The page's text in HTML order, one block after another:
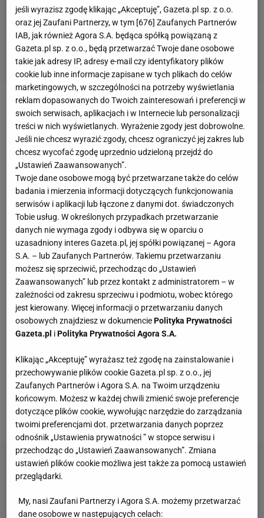
W marcu rozpocznie się przygoda Paulo Sousy w roli
selekcjonera. Na dzień dobry czekają nas trzy
mecze. Eliminacje do przyszłorocznych mistrzostw
świata w Katarze rozpoczną od spotkania z
Węgrami (25 marca wBudapeszcie) i Andorą (28
marca w Warszawie). NastępniePolacymają zagrać
na Wembley z Anglikami. A że na Wyspach
Brytyjskich szaleje koronawirus, to pojawiały się
plotki, że Bayern Monachium nie będzie chcial
puścićRoberta Lewandowskiego, bo wedle
wytycznych niemieckiego sanepidu oznaczałoby dla
Lewandowskiego obowiązkową kwarantannę. I na
nic miałyby zdać się w tym wypadku prośby Bayernu
o zwolnienie piłkarza z izolacji.Paweł Wilkowicz,
Piłkarskiej" poinformował, że nie było żadnego
sygnału ani od Roberta Lewandowskiego, ani też od
Bayernu Monachium, że ma nie lecieć nameczz
Anglią. A czy zmiana miejscameczujest możliwa?
jeśli wyrazisz zgodę klikając „Akceptuję”, Gazeta.pl sp. z o.o.
oraz jej Zaufani Partnerzy, w tym [676] Zaufanych Partnerów
IAB, jak również Agora S.A. będąca spółką powiązaną z
Gazeta.pl sp. z o.o., będą przetwarzać Twoje dane osobowe
takie jak adresy IP, adresy e-mail czy identyfikatory plików
cookie lub inne informacje zapisane w tych plikach do celów
marketingowych, w szczególności na potrzeby wyświetlania
reklam dopasowanych do Twoich zainteresowań i preferencji w
swoich serwisach, aplikacjach i w Internecie lub personalizacji
treści w nich wyświetlanych. Wyrażenie zgody jest dobrowolne.
Jeśli nie chcesz wyrazić zgody, chcesz ograniczyć jej zakres lub
chcesz wycofać zgodę uprzednio udzieloną przejdź do
„Ustawień Zaawansowanych”.
Twoje dane osobowe mogą być przetwarzane także do celów
badania i mierzenia informacji dotyczących funkcjonowania
serwisów i aplikacji lub łączone z danymi dot. świadczonych
Tobie usług. W określonych przypadkach przetwarzanie
danych nie wymaga zgody i odbywa się w oparciu o
uzasadniony interes Gazeta.pl, jej spółki powiązanej – Agora
S.A. – lub Zaufanych Partnerów. Takiemu przetwarzaniu
możesz się sprzeciwić, przechodząc do „Ustawień
Zaawansowanych” lub przez kontakt z administratorem – w
zależności od zakresu sprzeciwu i podmiotu, wobec którego
jest kierowany. Więcej informacji o przetwarzaniu danych
osobowych znajdziesz w dokumenciePolityka Prywatności
Gazeta.pl iPolityka Prywatności Agora S.A.
Klikając „Akceptuję” wyrażasz też zgodę na zainstalowanie i
przechowywanie plików cookie Gazeta.pl sp. z o.o., jej
Zaufanych Partnerów i Agora S.A. na Twoim urządzeniu
końcowym. Możesz w każdej chwili zmienić swoje preferencje
dotyczące plików cookie, wywołując narzędzie do zarządzania
twoimi preferencjami dot. przetwarzania danych poprzez
odnośnik „Ustawienia prywatności ” w stopce serwisu i
przechodząc do „Ustawień Zaawansowanych”. Zmiana
ustawień plików cookie możliwa jest także za pomocą ustawień
przeglądarki.
My, nasi Zaufani Partnerzy i Agora S.A. możemy przetwarzać
dane osobowe w następujących celach: